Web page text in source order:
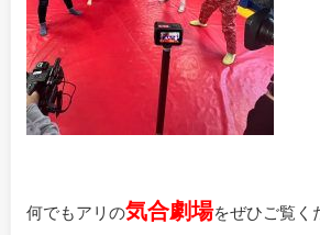
何でもアリの気合劇場をぜひご覧く